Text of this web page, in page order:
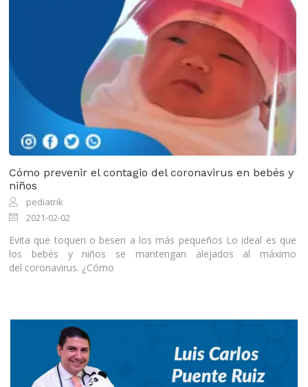
Cómo prevenir el contagio del coronavirus en bebés y
niños
pediatrik
2021-02-02
Evita que toquen o besen a los más pequeños Lo ideal es que
los bebés y niños se mantengan alejados al máximo
del coronavirus. ¿Cómo